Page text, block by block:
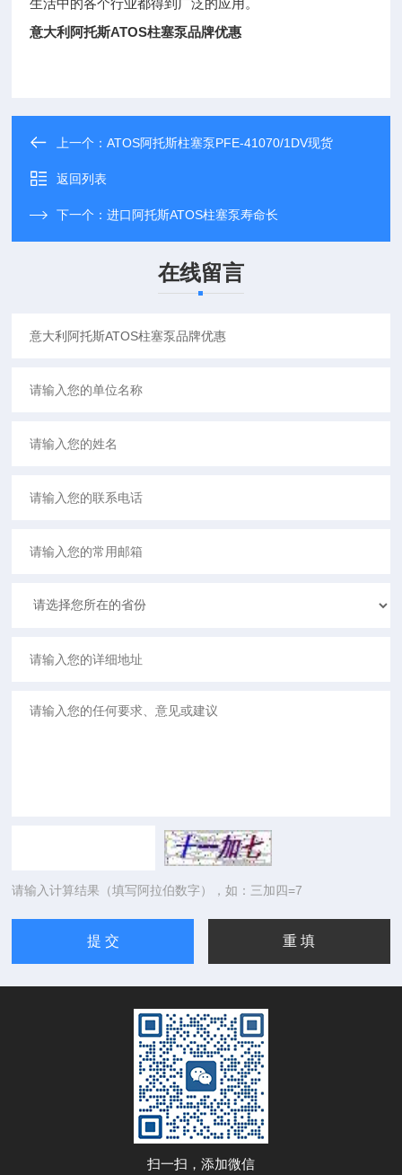
生活中的各个行业都得到广泛的应用。
意大利阿托斯ATOS柱塞泵品牌优惠
上一个：ATOS阿托斯柱塞泵PFE-41070/1DV现货
返回列表
下一个：进口阿托斯ATOS柱塞泵寿命长
在线留言
请输入计算结果（填写阿拉伯数字），如：三加四=7
扫一扫，添加微信